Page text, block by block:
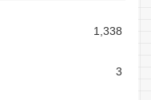
1,338
3